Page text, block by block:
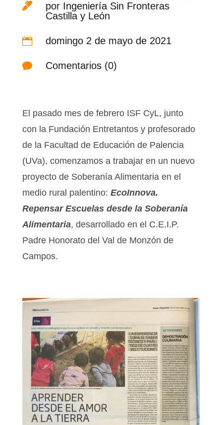
 por Ingeniería Sin Fronteras
Castilla y León
 domingo 2 de mayo de 2021
 Comentarios (0)
El pasado mes de febrero ISF CyL, junto
con la Fundación Entretantos y profesorado
de la Facultad de Educación de Palencia
(UVa), comenzamos a trabajar en un nuevo
proyecto de Soberanía Alimentaria en el
medio rural palentino: EcoInnova.
Repensar Escuelas desde la Soberanía
Alimentaria, desarrollado en el C.E.I.P.
Padre Honorato del Val de Monzón de
Campos.